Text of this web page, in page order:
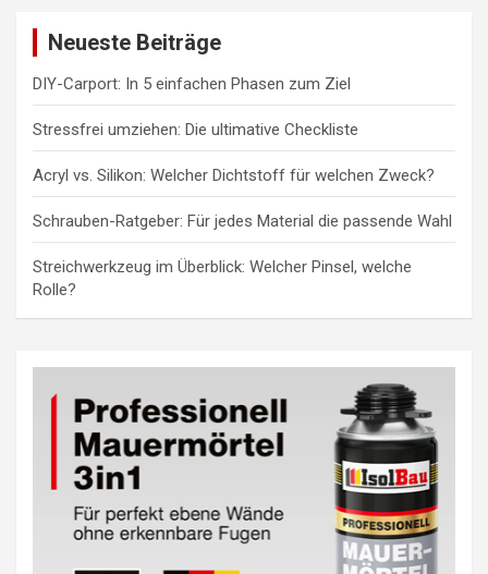
Neueste Beiträge
DIY-Carport: In 5 einfachen Phasen zum Ziel
Stressfrei umziehen: Die ultimative Checkliste
Acryl vs. Silikon: Welcher Dichtstoff für welchen Zweck?
Schrauben-Ratgeber: Für jedes Material die passende Wahl
Streichwerkzeug im Überblick: Welcher Pinsel, welche
Rolle?